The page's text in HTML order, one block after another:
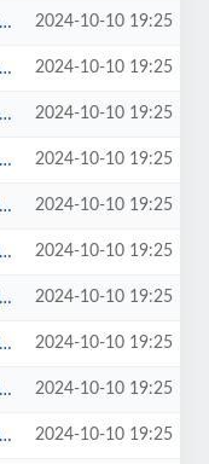
2024-10-10 19:25
2024-10-10 19:25
2024-10-10 19:25
2024-10-10 19:25
2024-10-10 19:25
2024-10-10 19:25
2024-10-10 19:25
2024-10-10 19:25
2024-10-10 19:25
2024-10-10 19:25